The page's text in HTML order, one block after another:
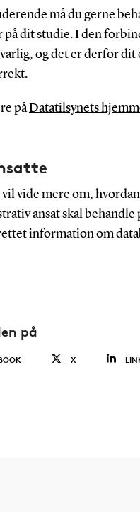
må du gerne
på dit studie. I den
og det er derfor dit
påDatatilsynets
vil vide mere om,
ansat skal behandle
information om
på
X